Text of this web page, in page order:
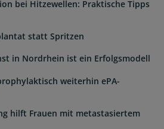
bei Hitzewellen: Praktische Tipps
statt Spritzen
in Nordrhein ist ein Erfolgsmodell
weiterhin ePA-
hilft Frauen mit metastasiertem